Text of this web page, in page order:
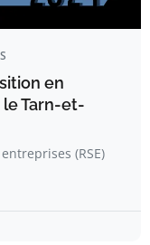
en
Tarn-et-
(RSE)